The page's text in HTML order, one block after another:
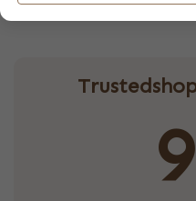
BPA-vrij